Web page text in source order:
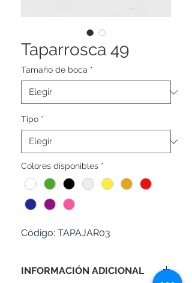
Taparrosca 49
Tamaño de boca *
Tipo *
Colores disponibles *
Código: TAPAJAR03
INFORMACIÓN ADICIONAL